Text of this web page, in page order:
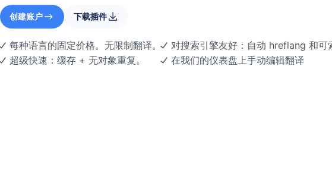
创建账户 下载插件
每种语言的固定价格。无限制翻译。
超级快速：缓存 + 无对象重复。
对搜索引擎友好：自动 hreflang 和可
在我们的仪表盘上手动编辑翻译